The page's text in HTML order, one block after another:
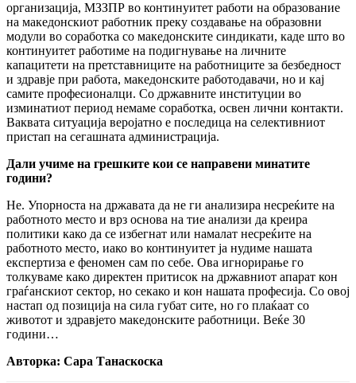
организација, МЗЗПР во континуитет работи на образование
на македонскиот работник преку создавање на образовни
модули во соработка со македонските синдикати, каде што во
континуитет работиме на подигнување на личните
капацитети на претставниците на работниците за безбедност
и здравје при работа, македонските работодавачи, но и кај
самите професионалци. Со државните институции во
изминатиот период немаме соработка, освен лични контакти.
Ваквата ситуација веројатно е последица на селективниот
пристап на сегашната администрација.
Дали учиме на грешките кои се направени минатите
години?
Не. Упорноста на државата да не ги анализира несреќите на
работното место и врз основа на тие анализи да креира
политики како да се избегнат или намалат несреќите на
работното место, иако во континуитет ја нудиме нашата
експертиза е феномен сам по себе. Ова игнорирање го
толкуваме како директен притисок на државниот апарат кон
граѓанскиот сектор, но секако и кон нашата професија. Со овој
настап од позиција на сила губат сите, но го плаќаат со
животот и здравјето македонските работници. Веќе 30
години…
Авторка: Сара Танаскоска